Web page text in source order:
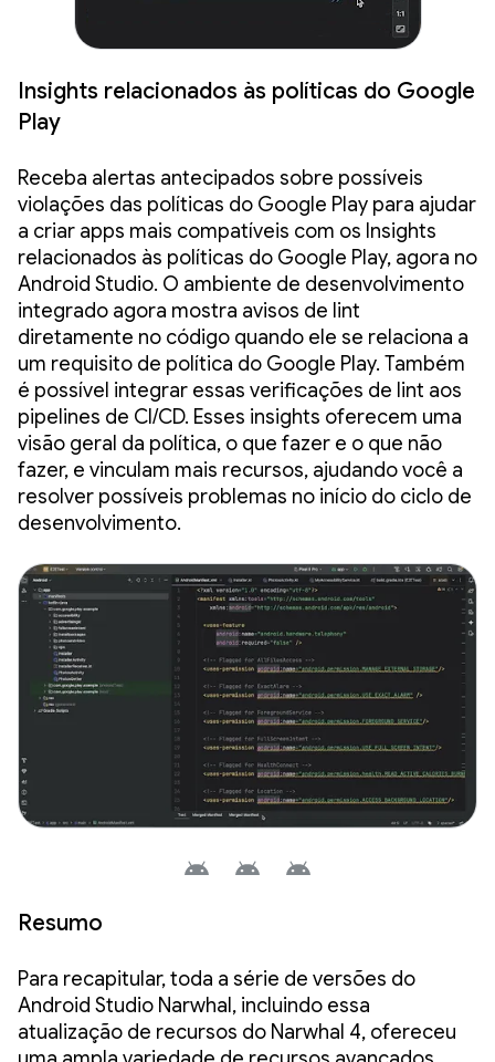
Insights relacionados às políticas do Google
Play
Receba alertas antecipados sobre possíveis
violações das políticas do Google Play para ajudar
a criar apps mais compatíveis com os Insights
relacionados às políticas do Google Play, agora no
Android Studio. O ambiente de desenvolvimento
integrado agora mostra avisos de lint
diretamente no código quando ele se relaciona a
um requisito de política do Google Play. Também
é possível integrar essas verificações de lint aos
pipelines de CI/CD. Esses insights oferecem uma
visão geral da política, o que fazer e o que não
fazer, e vinculam mais recursos, ajudando você a
resolver possíveis problemas no início do ciclo de
desenvolvimento.
Resumo
Para recapitular, toda a série de versões do
Android Studio Narwhal, incluindo essa
atualização de recursos do Narwhal 4, ofereceu